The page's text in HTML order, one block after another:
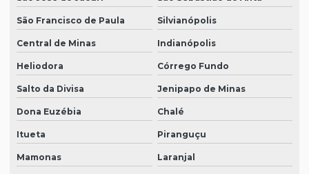
São Francisco de Paula Silvianópolis
Central de Minas Indianópolis
Heliodora Córrego Fundo
Salto da Divisa Jenipapo de Minas
Dona Euzébia Chalé
Itueta Piranguçu
Mamonas Laranjal